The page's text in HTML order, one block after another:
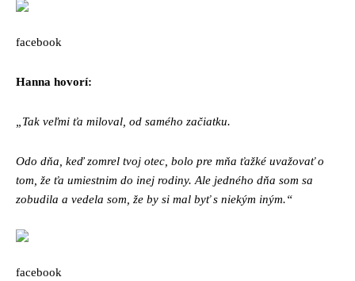
facebook
Hanna hovorí:
„Tak veľmi ťa miloval, od samého začiatku.
Odo dňa, keď zomrel tvoj otec, bolo pre mňa ťažké uvažovať o
tom, že ťa umiestnim do inej rodiny. Ale jedného dňa som sa
zobudila a vedela som, že by si mal byť s niekým iným.“
facebook